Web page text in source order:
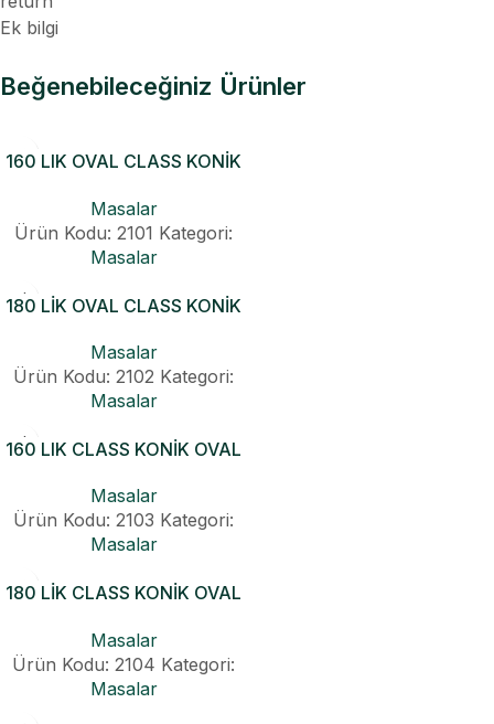
Ek bilgi
Beğenebileceğiniz Ürünler
160 LIK OVAL CLASS KONİK
Masalar
Ürün Kodu: 2101 Kategori:
Masalar
180 LİK OVAL CLASS KONİK
Masalar
Ürün Kodu: 2102 Kategori:
Masalar
160 LIK CLASS KONİK OVAL
Masalar
Ürün Kodu: 2103 Kategori:
Masalar
180 LİK CLASS KONİK OVAL
Masalar
Ürün Kodu: 2104 Kategori:
Masalar